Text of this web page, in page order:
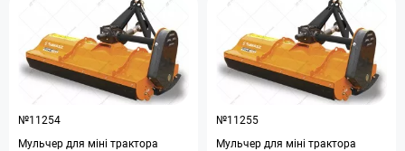
№11254
Мульчер для міні трактора
№11255
Мульчер для міні трактора